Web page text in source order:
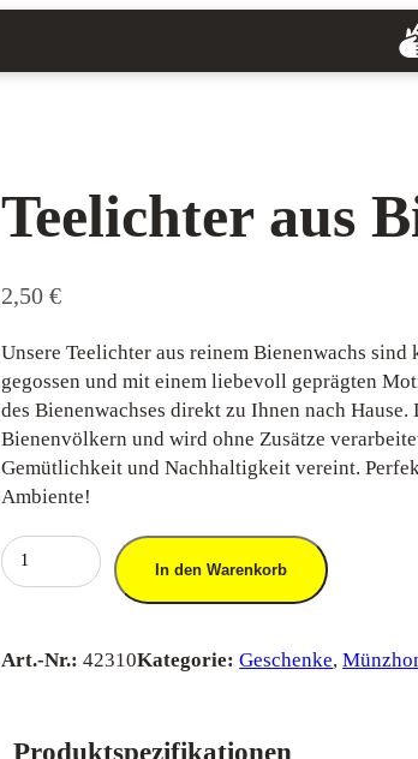
Teelichter aus
2,50€
Unsere Teelichter aus reinem Bienenwachs
gegossen und mit einem liebevoll geprägten
des Bienenwachses direkt zu Ihnen nach
Bienenvölkern und wird ohne Zusätze
Gemütlichkeit und Nachhaltigkeit vereint.
Ambiente!
T
e
i
In den Warenkorb
Art.-Nr.: 42310Kategorie: Geschenke,
Produktspezifikationen